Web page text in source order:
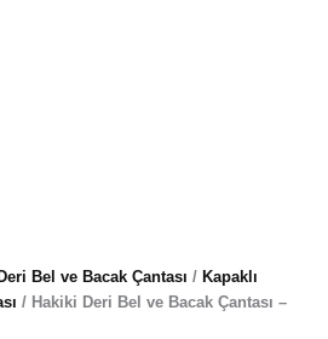
Bel ve Bacak Çantası / Kapaklı
/ Hakiki Deri Bel ve Bacak Çantası –